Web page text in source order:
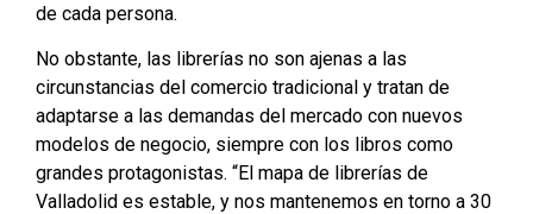
de cada persona.
No obstante, las librerías no son ajenas a las
circunstancias del comercio tradicional y tratan de
adaptarse a las demandas del mercado con nuevos
modelos de negocio, siempre con los libros como
grandes protagonistas. “El mapa de librerías de
Valladolid es estable, y nos mantenemos en torno a 30